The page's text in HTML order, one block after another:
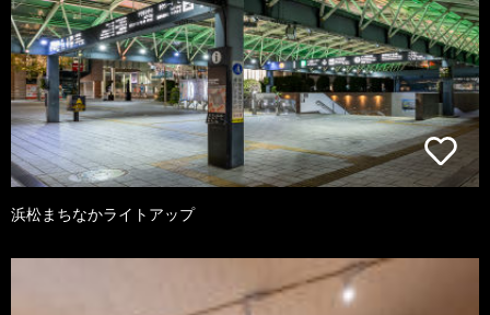
浜松まちなかライトアップ